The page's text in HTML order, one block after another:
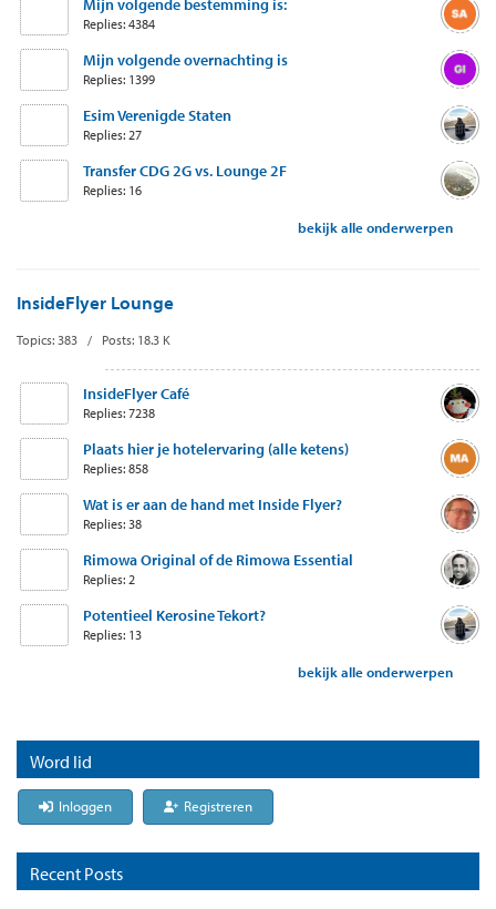
Mijn volgende bestemming is:
Replies: 4384
Mijn volgende overnachting is
Replies: 1399
Esim Verenigde Staten
Replies: 27
Transfer CDG 2G vs. Lounge 2F
Replies: 16
bekijk alle onderwerpen
InsideFlyer Lounge
Topics: 383 / Posts: 18.3 K
InsideFlyer Café
Replies: 7238
Plaats hier je hotelervaring (alle ketens)
Replies: 858
Wat is er aan de hand met Inside Flyer?
Replies: 38
Rimowa Original of de Rimowa Essential
Replies: 2
Potentieel Kerosine Tekort?
Replies: 13
bekijk alle onderwerpen
Word lid
Inloggen Registreren
Recent Posts